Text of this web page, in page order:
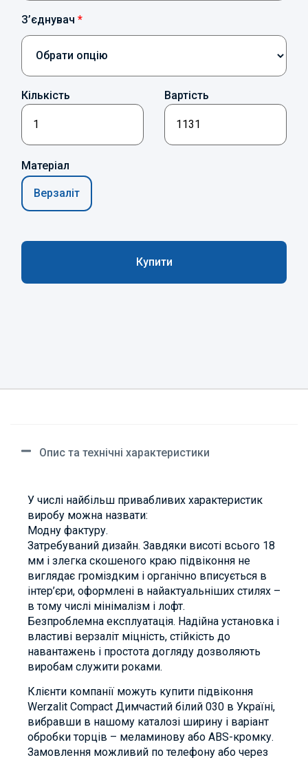
З’єднувач *
Кількість Вартість
Матеріал
Верзаліт
Купити
Опис та технічні характеристики
У числі найбільш привабливих характеристик
виробу можна назвати:
Модну фактуру.
Затребуваний дизайн. Завдяки висоті всього 18
мм і злегка скошеного краю підвіконня не
виглядає громіздким і органічно вписується в
інтер’єри, оформлені в найактуальніших стилях –
в тому числі мінімалізм і лофт.
Безпроблемна експлуатація. Надійна установка і
властиві верзаліт міцність, стійкість до
навантажень і простота догляду дозволяють
виробам служити роками.
Клієнти компанії можуть купити підвіконня
Werzalit Compact Димчастий білий 030 в Україні,
вибравши в нашому каталозі ширину і варіант
обробки торців – меламинову або ABS-кромку.
Замовлення можливий по телефону або через